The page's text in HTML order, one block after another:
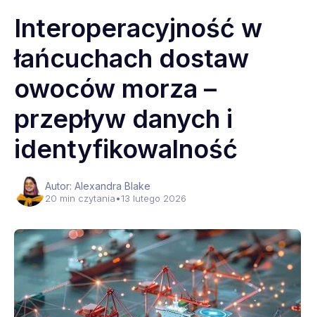
Interoperacyjność w
łańcuchach dostaw
owoców morza –
przepływ danych i
identyfikowalność
Autor: Alexandra Blake
20 min czytania•13 lutego 2026